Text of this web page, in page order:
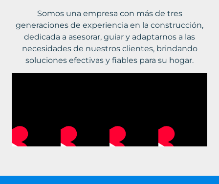
Somos una empresa con más de tres
generaciones de experiencia en la construcción,
dedicada a asesorar, guiar y adaptarnos a las
necesidades de nuestros clientes, brindando
soluciones efectivas y fiables para su hogar.